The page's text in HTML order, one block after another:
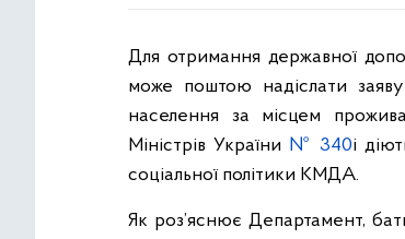
Для отримання державної
може поштою надіслати
населення за місцем
Міністрів України № 340і
соціальної політики КМДА.
Як роз’яснює Департамент,